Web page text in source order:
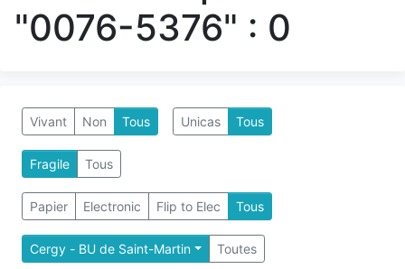
"0076-5376" : 0
Vivant Non Tous Unicas Tous
Fragile Tous
Papier Electronic Flip to Elec Tous
Cergy - BU de Saint-Martin Toutes